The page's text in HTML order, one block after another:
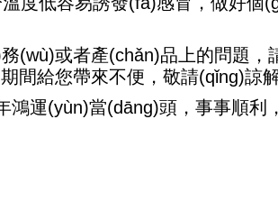
(wù)或者產(chǎn)品上的問題，
間給您帶來不便，敬請(qǐng)諒
鴻運(yùn)當(dāng)頭，事事順利